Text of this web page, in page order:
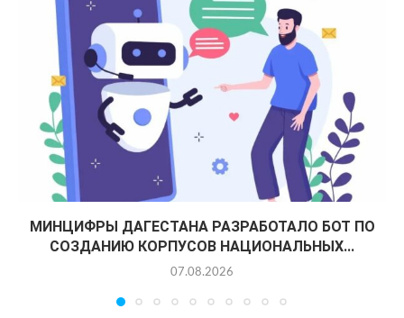
МИНЦИФРЫ ДАГЕСТАНА РАЗРАБОТАЛО БОТ ПО
СОЗДАНИЮ КОРПУСОВ НАЦИОНАЛЬНЫХ...
07.08.2026